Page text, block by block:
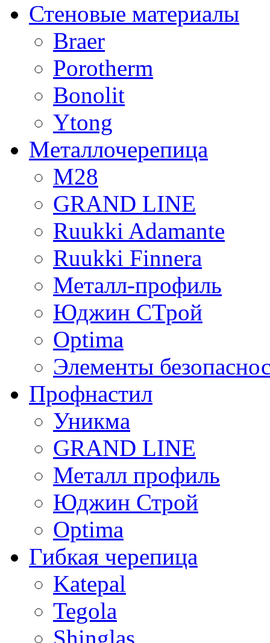
Стеновые материалы
Braer
Porotherm
Bonolit
Ytong
Mеталлочерепица
М28
GRAND LINE
Ruukki Adamante
Ruukki Finnera
Металл-профиль
Юджин СТрой
Optima
Элементы
Профнастил
Уникма
GRAND LINE
Металл профиль
Юджин Строй
Optima
Гибкая черепица
Katepal
Tegola